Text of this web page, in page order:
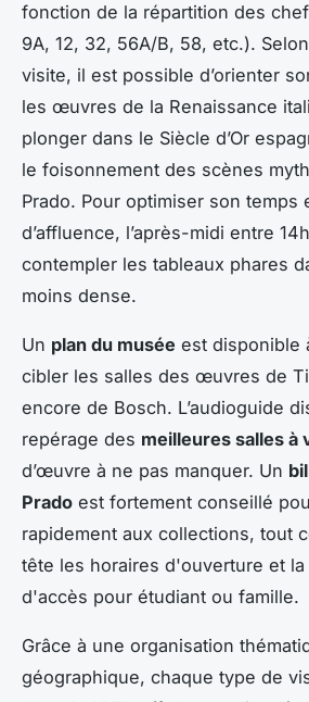
fonction de la répartition des
9A, 12, 32, 56A/B, 58, etc.).
visite, il est possible d’orienter
les œuvres de la Renaissance
plonger dans le Siècle d’Or
le foisonnement des scènes
Prado. Pour optimiser son temps
d’affluence, l’après-midi entre
contempler les tableaux phares
moins dense.
Un plan du musée est disponible
cibler les salles des œuvres de
encore de Bosch. L’audioguide
repérage des meilleures salles à
d’œuvre à ne pas manquer. Un
Prado est fortement conseillé
rapidement aux collections, tout
tête les horaires d'ouverture et
d'accès pour étudiant ou famille.
Grâce à une organisation
géographique, chaque type de